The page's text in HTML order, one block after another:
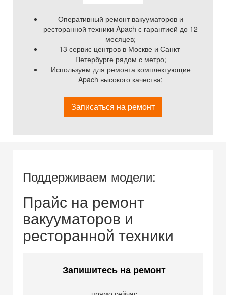
Оперативный ремонт вакууматоров и
ресторанной техники Apach с гарантией до 12
месяцев;
13 сервис центров в Москве и Санкт-
Петербурге рядом с метро;
Используем для ремонта комплектующие
Apach высокого качества;
Записаться на ремонт
Поддерживаем модели:
Прайс на ремонт
вакууматоров и
ресторанной техники
Запишитесь на ремонт